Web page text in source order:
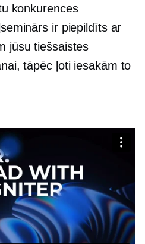
konkurences
ir piepildīts ar
jūsu tiešsaistes
tāpēc ļoti iesakām to